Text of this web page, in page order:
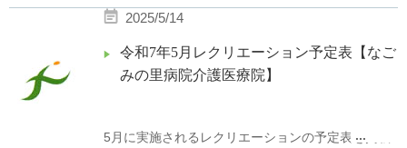
午後の便を運休とさせていただきます。
（薬師山発8 ：
ご利用の皆様には、ご不便をおかけ致します。
2025/5/14
令和7年5月レクリエーション予定表【なご
みの里病院介護医療院】
5月に実施されるレクリエーションの予定表を掲載
...